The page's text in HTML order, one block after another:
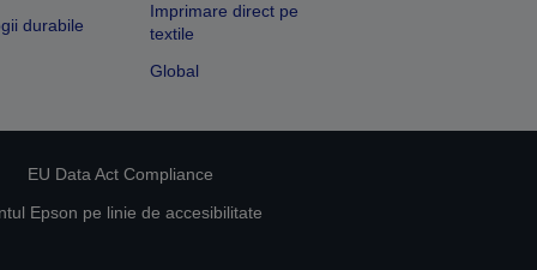
durabile
Imprimare direct pe
textile
Global
EU Data Act Compliance
Epson pe linie de accesibilitate